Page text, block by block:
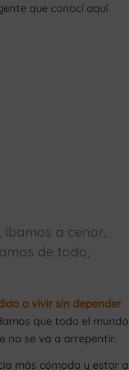
que conocí aquí.
íbamos a cenar,
de todo,
a vivir sin depender
que todo el mundo
no se va a arrepentir.
más cómoda y estar